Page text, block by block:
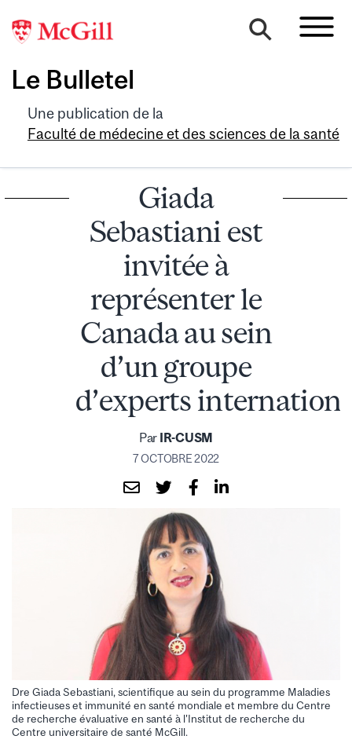
Le Bulletel
Une publication de la
Faculté de médecine et des sciences de la santé
Giada
Sebastiani est
invitée à
représenter le
Canada au sein
d’un groupe
d’experts
Par IR-CUSM
7 OCTOBRE 2022
Dre Giada Sebastiani, scientifique au sein du programme Maladies
infectieuses et immunité en santé mondiale et membre du Centre
de recherche évaluative en santé à l'Institut de recherche du
Centre universitaire de santé McGill.